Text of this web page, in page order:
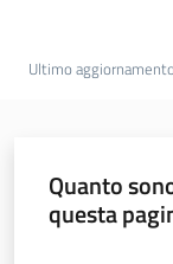
vigilanza
Ultimo aggiornamento
Quanto
questa